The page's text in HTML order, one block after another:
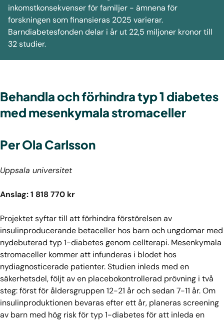
inkomstkonsekvenser för familjer - ämnena för
forskningen som finansieras 2025 varierar.
Barndiabetesfonden delar i år ut 22,5 miljoner kronor till
32 studier.
Behandla och förhindra typ 1 diabetes
med mesenkymala stromaceller
Per Ola Carlsson
Uppsala universitet
Anslag: 1 818 770 kr
Projektet syftar till att förhindra förstörelsen av
insulinproducerande betaceller hos barn och ungdomar med
nydebuterad typ 1-diabetes genom cellterapi. Mesenkymala
stromaceller kommer att infunderas i blodet hos
nydiagnosticerade patienter. Studien inleds med en
säkerhetsdel, följt av en placebokontrollerad prövning i två
steg: först för åldersgruppen 12-21 år och sedan 7-11 år. Om
insulinproduktionen bevaras efter ett år, planeras screening
av barn med hög risk för typ 1-diabetes för att inleda en